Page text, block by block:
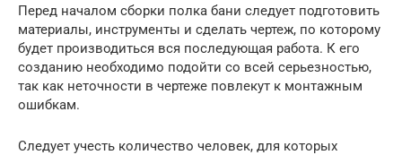
Перед началом сборки полка бани следует подготовить
материалы, инструменты и сделать чертеж, по которому
будет производиться вся последующая работа. К его
созданию необходимо подойти со всей серьезностью,
так как неточности в чертеже повлекут к монтажным
ошибкам.
Следует учесть количество человек, для которых